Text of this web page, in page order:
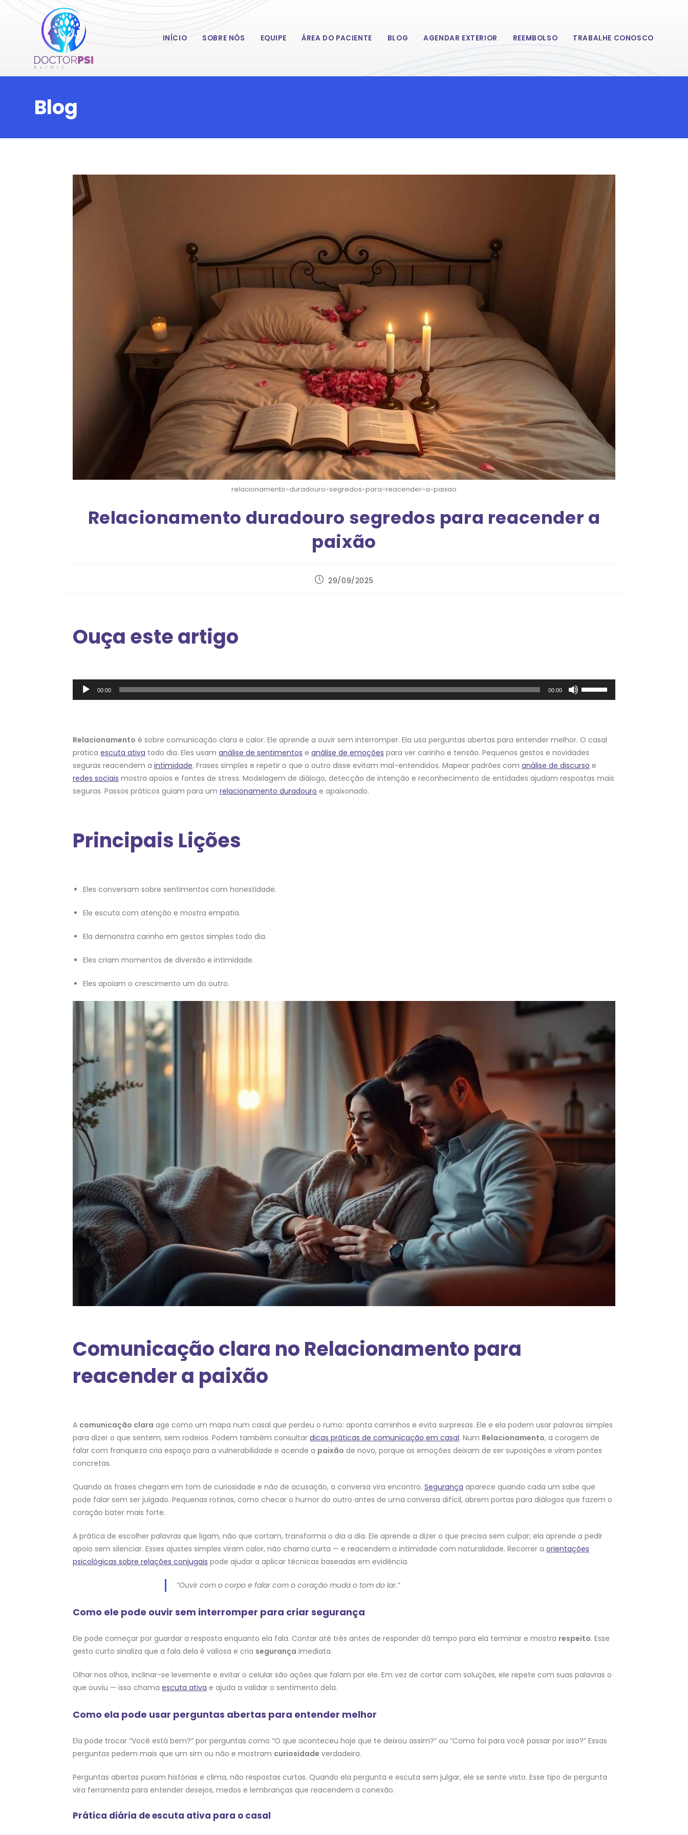
INÍCIO SOBRE NÓS EQUIPE ÁREA DO PACIENTE BLOG AGENDAR EXTERIOR REEMBOLSO TRABALHE CONOSCO
Blog
relacionamento-duradouro-segredos-para-reacender-a-paixao
Relacionamento duradouro segredos para reacender a
paixão
29/09/2025
Ouça este artigo
Tocador
de
00:00 00:00
cima
baixo
Relacionamento é sobre comunicação clara e calor. Ele aprende a ouvir sem interromper. Ela usa perguntas abertas para entender melhor. O casal
pratica escuta ativa todo dia. Eles usam análise de sentimentos e análise de emoções para ver carinho e tensão. Pequenos gestos e novidades
seguras reacendem a intimidade. Frases simples e repetir o que o outro disse evitam mal-entendidos. Mapear padrões com análise de discurso e
redes sociais mostra apoios e fontes de stress. Modelagem de diálogo, detecção de intenção e reconhecimento de entidades ajudam respostas mais
seguras. Passos práticos guiam para um relacionamento duradouro e apaixonado.
Principais Lições
Eles conversam sobre sentimentos com honestidade.
Ele escuta com atenção e mostra empatia.
Ela demonstra carinho em gestos simples todo dia.
Eles criam momentos de diversão e intimidade.
Eles apoiam o crescimento um do outro.
Comunicação clara no Relacionamento para
reacender a paixão
A comunicação clara age como um mapa num casal que perdeu o rumo: aponta caminhos e evita surpresas. Ele e ela podem usar palavras simples
para dizer o que sentem, sem rodeios. Podem também consultar dicas práticas de comunicação em casal. Num Relacionamento, a coragem de
falar com franqueza cria espaço para a vulnerabilidade e acende a paixão de novo, porque as emoções deixam de ser suposições e viram pontes
concretas.
Quando as frases chegam em tom de curiosidade e não de acusação, a conversa vira encontro. Segurança aparece quando cada um sabe que
pode falar sem ser julgado. Pequenas rotinas, como checar o humor do outro antes de uma conversa difícil, abrem portas para diálogos que fazem o
coração bater mais forte.
A prática de escolher palavras que ligam, não que cortam, transforma o dia a dia. Ele aprende a dizer o que precisa sem culpar; ela aprende a pedir
apoio sem silenciar. Esses ajustes simples viram calor, não chama curta — e reacendem a intimidade com naturalidade. Recorrer a orientações
psicológicas sobre relações conjugais pode ajudar a aplicar técnicas baseadas em evidência.
“Ouvir com o corpo e falar com o coração muda o tom do lar.”
Como ele pode ouvir sem interromper para criar segurança
Ele pode começar por guardar a resposta enquanto ela fala. Contar até três antes de responder dá tempo para ela terminar e mostra respeito. Esse
gesto curto sinaliza que a fala dela é valiosa e cria segurança imediata.
Olhar nos olhos, inclinar-se levemente e evitar o celular são ações que falam por ele. Em vez de cortar com soluções, ele repete com suas palavras o
que ouviu — isso chama escuta ativa e ajuda a validar o sentimento dela.
Como ela pode usar perguntas abertas para entender melhor
Ela pode trocar “Você está bem?” por perguntas como “O que aconteceu hoje que te deixou assim?” ou “Como foi para você passar por isso?” Essas
perguntas pedem mais que um sim ou não e mostram curiosidade verdadeira.
Perguntas abertas puxam histórias e clima, não respostas curtas. Quando ela pergunta e escuta sem julgar, ele se sente visto. Esse tipo de pergunta
vira ferramenta para entender desejos, medos e lembranças que reacendem a conexão.
Prática diária de escuta ativa para o casal